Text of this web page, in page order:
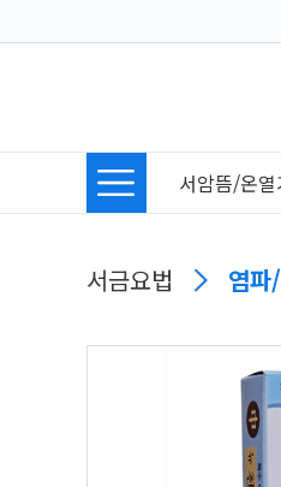
서암뜸/온열
서금요법 염파